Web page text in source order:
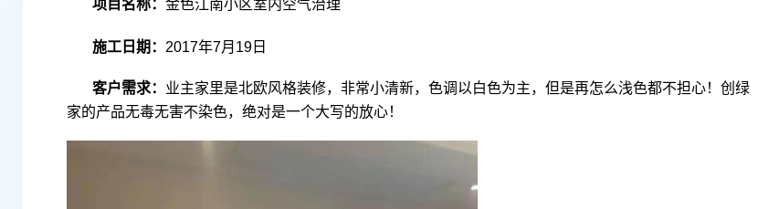
项目名称： 金色江南小区室内空气治理
施工日期： 2017年7月19日
客户需求： 业主家里是北欧风格装修，非常小清新，色调以白色为主，但是再怎么浅色都不担心！创绿
家的产品无毒无害不染色，绝对是一个大写的放心！